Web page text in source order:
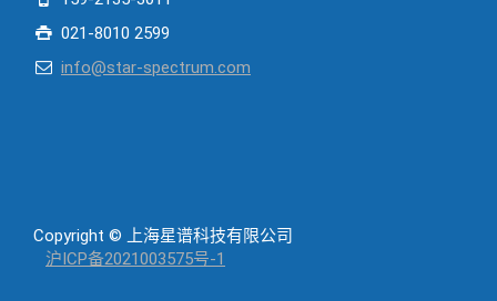
021-8010 2599
info@star-spectrum.com
Copyright © 上海星谱科技有限公司
沪ICP备2021003575号-1